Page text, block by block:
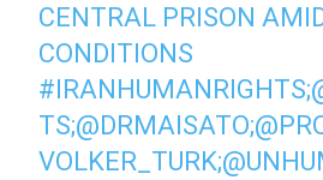
CENTRAL PRISON
CONDITIONS
#IRANHUMANRIGHTS;
TS;@DRMAISATO;
VOLKER_TURK;